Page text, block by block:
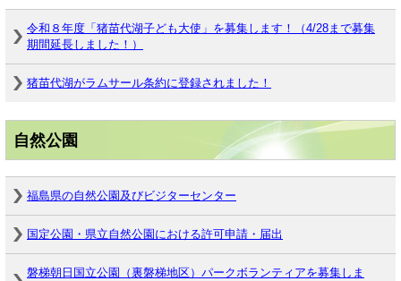
令和８年度「猪苗代湖子ども大使」を募集します！（4/28まで募集
期間延長しました！）
猪苗代湖がラムサール条約に登録されました！
自然公園
福島県の自然公園及びビジターセンター
国定公園・県立自然公園における許可申請・届出
磐梯朝日国立公園（裏磐梯地区）パークボランティアを募集しま